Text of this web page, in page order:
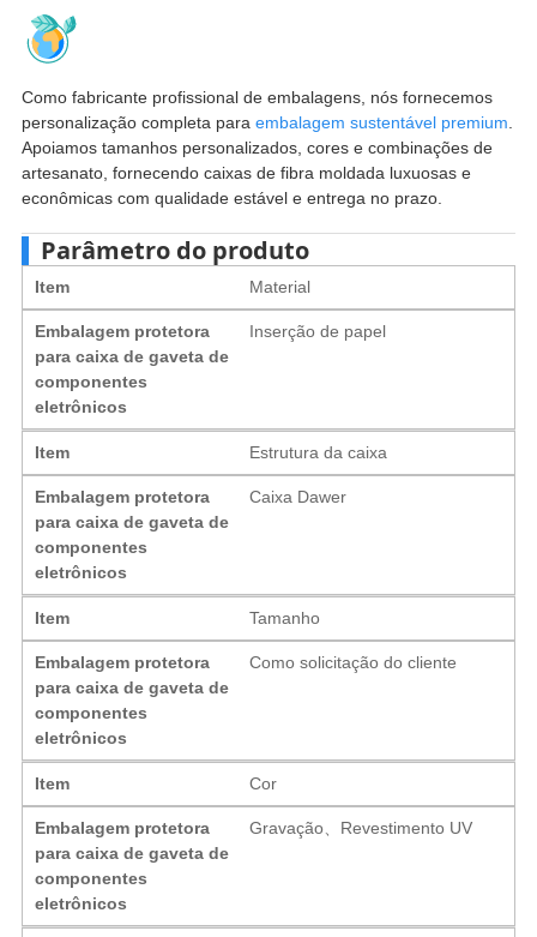
Como fabricante profissional de embalagens, nós fornecemos
personalização completa para embalagem sustentável premium
Apoiamos tamanhos personalizados, cores e combinações de
artesanato, fornecendo caixas de fibra moldada luxuosas e
econômicas com qualidade estável e entrega no prazo.
Parâmetro do produto
Item Material
Embalagem protetora
para caixa de gaveta de
componentes
eletrônicos
Inserção de papel
Item Estrutura da caixa
Embalagem protetora
para caixa de gaveta de
componentes
eletrônicos
Caixa Dawer
Item Tamanho
Embalagem protetora
para caixa de gaveta de
componentes
eletrônicos
Como solicitação do cliente
Item Cor
Embalagem protetora
para caixa de gaveta de
componentes
eletrônicos
Gravação、Revestimento UV